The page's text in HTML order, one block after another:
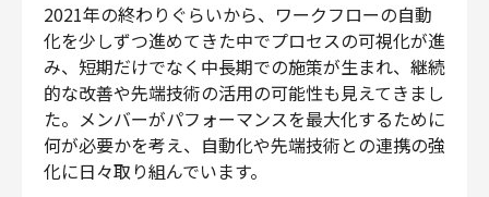
2021年の終わりぐらいから、ワークフローの自動
化を少しずつ進めてきた中でプロセスの可視化が進
み、短期だけでなく中長期での施策が生まれ、継続
的な改善や先端技術の活用の可能性も見えてきまし
た。メンバーがパフォーマンスを最大化するために
何が必要かを考え、自動化や先端技術との連携の強
化に日々取り組んでいます。